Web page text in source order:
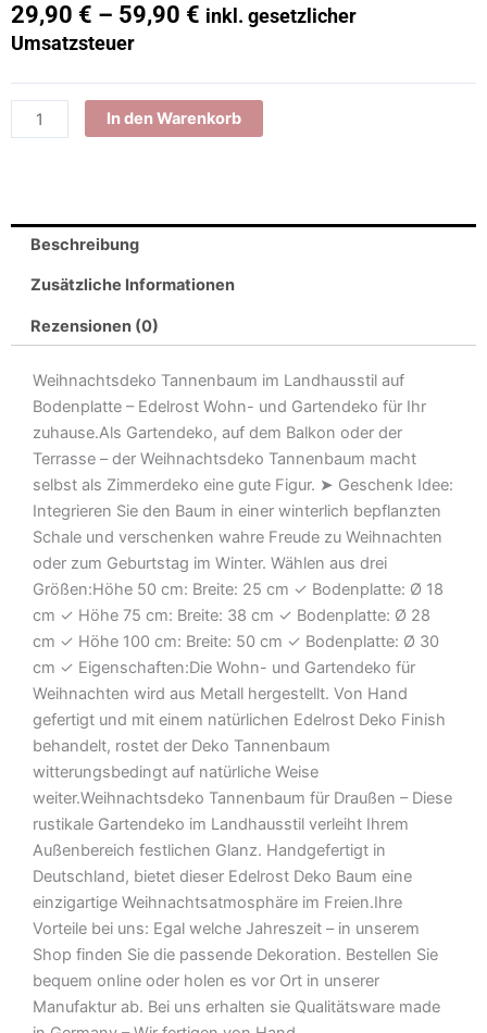
29,90 € – 59,90 € inkl. gesetzlicher
Umsatzsteuer
|
verschiedene
Varianten
Weihnachtsdeko
Menge
In den Warenkorb
Beschreibung
Zusätzliche Informationen
Rezensionen (0)
Weihnachtsdeko Tannenbaum im Landhausstil auf
Bodenplatte – Edelrost Wohn- und Gartendeko für Ihr
zuhause.Als Gartendeko, auf dem Balkon oder der
Terrasse – der Weihnachtsdeko Tannenbaum macht
selbst als Zimmerdeko eine gute Figur. ➤ Geschenk Idee:
Integrieren Sie den Baum in einer winterlich bepflanzten
Schale und verschenken wahre Freude zu Weihnachten
oder zum Geburtstag im Winter. Wählen aus drei
Größen:Höhe 50 cm: Breite: 25 cm ✓ Bodenplatte: Ø 18
cm ✓ Höhe 75 cm: Breite: 38 cm ✓ Bodenplatte: Ø 28
cm ✓ Höhe 100 cm: Breite: 50 cm ✓ Bodenplatte: Ø 30
cm ✓ Eigenschaften:Die Wohn- und Gartendeko für
Weihnachten wird aus Metall hergestellt. Von Hand
gefertigt und mit einem natürlichen Edelrost Deko Finish
behandelt, rostet der Deko Tannenbaum
witterungsbedingt auf natürliche Weise
weiter.Weihnachtsdeko Tannenbaum für Draußen – Diese
rustikale Gartendeko im Landhausstil verleiht Ihrem
Außenbereich festlichen Glanz. Handgefertigt in
Deutschland, bietet dieser Edelrost Deko Baum eine
einzigartige Weihnachtsatmosphäre im Freien.Ihre
Vorteile bei uns: Egal welche Jahreszeit – in unserem
Shop finden Sie die passende Dekoration. Bestellen Sie
bequem online oder holen es vor Ort in unserer
Manufaktur ab. Bei uns erhalten sie Qualitätsware made